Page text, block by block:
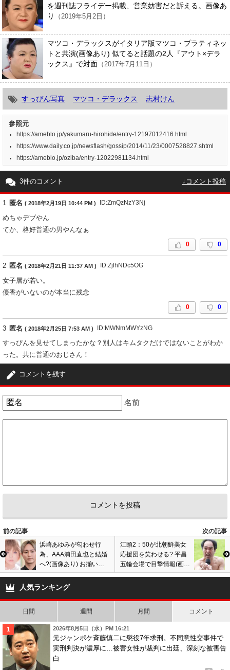
を週刊誌フライデー掲載、営業妨害だと訴える。画像あ
り
（2019年5月2日）
マツコ・デラックスがイタリア版マツコ・プラティネッ
トと共演(画像あり) 似てると話題の2人『アウト×デラ
ックス』で対面 （2017年7月11日）
すっぴん写真 マツコ・デラックス 志村けん
参照元
https://ameblo.jp/yakumaru-hirohide/entry-12197012416.html
https://www.daily.co.jp/newsflash/gossip/2014/11/23/0007528827.shtml
https://ameblo.jp/oziba/entry-12022981134.html
3件のコメント ↓コメント投稿
1 匿名 ( 2018年2月19日 10:44 PM ) ID:ZmQzNzY3Nj
めちゃデブやん
てか、格好普通の男やんなぁ
0 0
2 匿名 ( 2018年2月21日 11:37 AM ) ID:ZjlhNDc5OG
女子層が若い。
優香がいないのが本当に残念
0 0
3 匿名 ( 2018年2月25日 7:53 AM ) ID:MWNmMWYzNG
すっぴんを見せてしまったかな？別人はキムタクだけではないことがわか
った。共に普通のおじさん！
コメントを残す
名前
前の記事
次の記事
浜崎あゆみが匂わせ行
為、AAA浦田直也と結婚
へ?(画像あり) お揃い指
輪画像公開、意味深な内
容…姉弟関係から交際進
江頭2：50が北朝鮮美女
応援団を笑わせる? 平昌
五輪会場で目撃情報(画像
あり) 北京、ロンドン、
人気ランキング
日間 週間 月間 コメント
2026年8月5日（水）PM 16:21
元ジャンポケ斉藤慎二に懲役7年求刑。不同意性交事件で
実刑判決が濃厚に…被害女性が裁判に出廷、深刻な被害告
白